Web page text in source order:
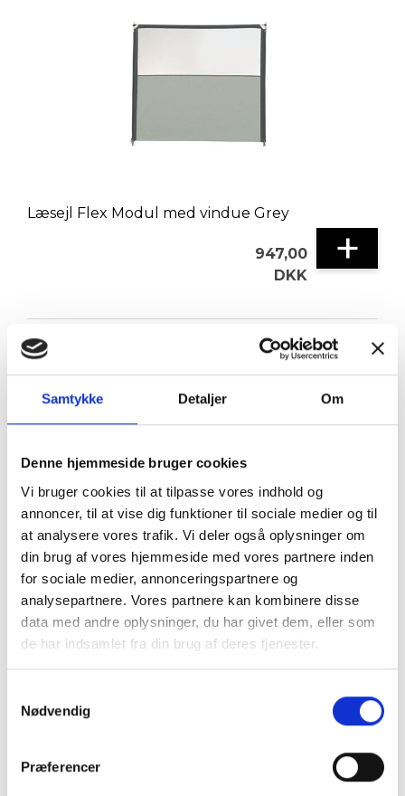
Samtykke Detaljer Om
Denne hjemmeside bruger cookies
Vi bruger cookies til at tilpasse vores indhold og
annoncer, til at vise dig funktioner til sociale medier og til
at analysere vores trafik. Vi deler også oplysninger om
din brug af vores hjemmeside med vores partnere inden
for sociale medier, annonceringspartnere og
analysepartnere. Vores partnere kan kombinere disse
data med andre oplysninger, du har givet dem, eller som
de har indsamlet fra din brug af deres tjenester.
Nødvendig
Præferencer
Læsejl Flex Modul med vindue Grey
947,00
DKK
+
Fortelte & udstyr Nyheder
Tilbud Autocamper udstyr